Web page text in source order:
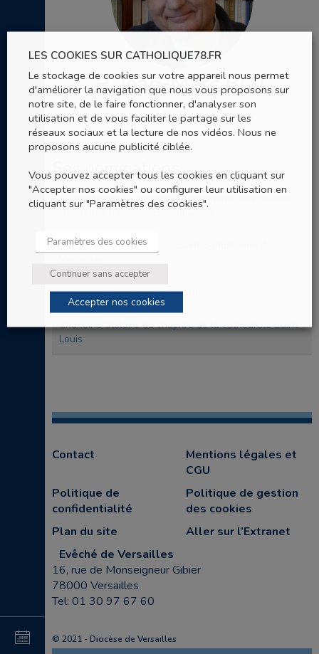
au
P. Jean-Marc BOT
Prêtre
Ses nominations
Au service de la formation permanente des prêtres
Au service de la paroisse Saint-Symphorien de
Membre du Conseil presbytéral
Chanoine titulaire du chapitre de la cathédrale Saint-
Louis
Contact
Mentions légales et
CGU
Politique de
confidentialité
Politique de gestion
des cookies
Plan du site
Aller sur l’Extranet
Evêché de Versailles
16, rue de Monseigneur Gibier
78000 Versailles
Tel: 01 30 97 67 60
© 2021 - Diocèse de Versailles
LES COOKIES SUR CATHOLIQUE78.FR
Le stockage de cookies sur votre appareil nous permet
d'améliorer la navigation que nous vous proposons sur
notre site, de le faire fonctionner, d'analyser son
utilisation et de vous faciliter le partage sur les
réseaux sociaux et la lecture de nos vidéos. Nous ne
proposons aucune publicité ciblée.
Vous pouvez accepter tous les cookies en cliquant sur
"Accepter nos cookies" ou configurer leur utilisation en
cliquant sur "Paramètres des cookies".
Paramètres des cookies
Continuer sans accepter
Accepter nos cookies